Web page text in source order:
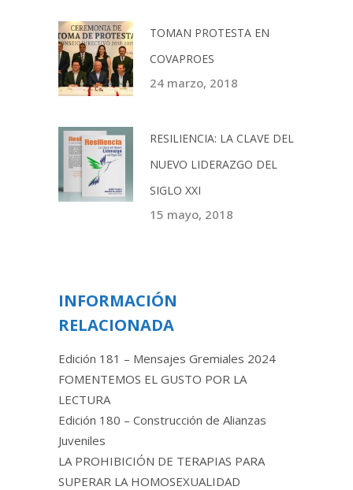
TOMAN PROTESTA EN
COVAPROES
24 marzo, 2018
RESILIENCIA: LA CLAVE DEL
NUEVO LIDERAZGO DEL
SIGLO XXI
15 mayo, 2018
INFORMACIÓN
RELACIONADA
Edición 181 – Mensajes Gremiales 2024
FOMENTEMOS EL GUSTO POR LA
LECTURA
Edición 180 – Construcción de Alianzas
Juveniles
LA PROHIBICIÓN DE TERAPIAS PARA
SUPERAR LA HOMOSEXUALIDAD